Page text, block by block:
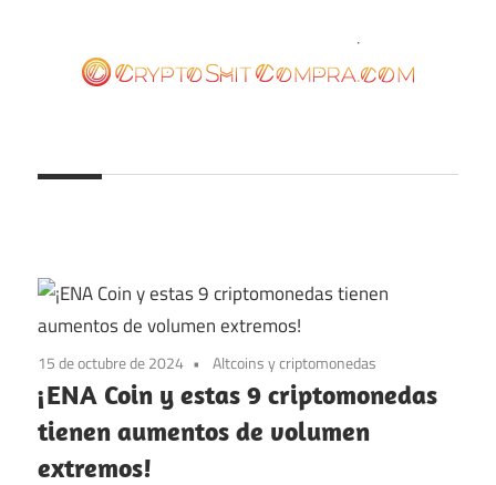
contenido
15 de octubre de 2024 Altcoins y criptomonedas
¡ENA Coin y estas 9 criptomonedas
tienen aumentos de volumen
extremos!